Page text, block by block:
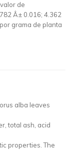
de
Â± 0.016; 4.362
grama de planta
alba leaves
total ash, acid
properties. The